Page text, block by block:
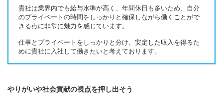
貴社は業界内でも給与水準が高く、年間休日も多いため、自分
のプライベートの時間をしっかりと確保しながら働くことがで
きる点に非常に魅力を感じています。
仕事とプライベートをしっかりと分け、安定した収入を得るた
めに貴社に入社して働きたいと考えております。
やりがいや社会貢献の視点を押し出そう